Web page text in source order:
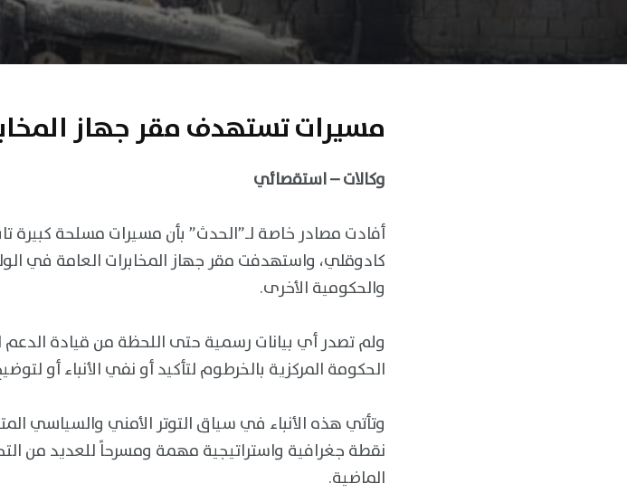
مسيرات تستهدف مقر جهاز
وكالات – استقصائي
أفادت مصادر خاصة لـ”الحدث” بأن مسيرات مسلحة كبيرة
كادوقلي، واستهدفت مقر جهاز المخابرات العامة في
والحكومية الأخرى.
ولم تصدر أي بيانات رسمية حتى اللحظة من قيادة
الحكومة المركزية بالخرطوم لتأكيد أو نفي الأنباء أو
وتأتي هذه الأنباء في سياق التوتر الأمني والسياسي
نقطة جغرافية واستراتيجية مهمة ومسرحاً للعديد من
الماضية.